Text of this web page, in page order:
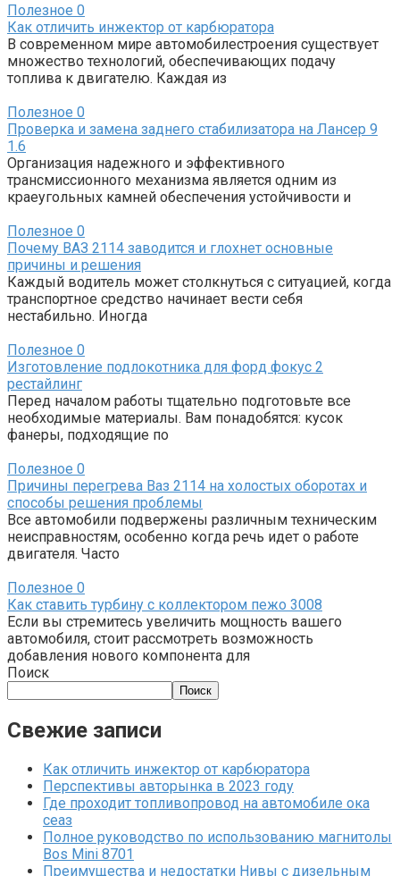
Полезное 0
Как отличить инжектор от карбюратора
В современном мире автомобилестроения существует
множество технологий, обеспечивающих подачу
топлива к двигателю. Каждая из
Полезное 0
Проверка и замена заднего стабилизатора на Лансер 9
1.6
Организация надежного и эффективного
трансмиссионного механизма является одним из
краеугольных камней обеспечения устойчивости и
Полезное 0
Почему ВАЗ 2114 заводится и глохнет основные
причины и решения
Каждый водитель может столкнуться с ситуацией, когда
транспортное средство начинает вести себя
нестабильно. Иногда
Полезное 0
Изготовление подлокотника для форд фокус 2
рестайлинг
Перед началом работы тщательно подготовьте все
необходимые материалы. Вам понадобятся: кусок
фанеры, подходящие по
Полезное 0
Причины перегрева Ваз 2114 на холостых оборотах и
способы решения проблемы
Все автомобили подвержены различным техническим
неисправностям, особенно когда речь идет о работе
двигателя. Часто
Полезное 0
Как ставить турбину с коллектором пежо 3008
Если вы стремитесь увеличить мощность вашего
автомобиля, стоит рассмотреть возможность
добавления нового компонента для
Поиск
Поиск
Свежие записи
Как отличить инжектор от карбюратора
Перспективы авторынка в 2023 году
Где проходит топливопровод на автомобиле ока
сеаз
Полное руководство по использованию магнитолы
Bos Mini 8701
Преимущества и недостатки Нивы с дизельным